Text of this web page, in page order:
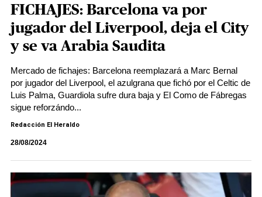
FICHAJES: Barcelona va por
jugador del Liverpool, deja el City
y se va Arabia Saudita
Mercado de fichajes: Barcelona reemplazará a Marc Bernal
por jugador del Liverpool, el azulgrana que fichó por el Celtic de
Luis Palma, Guardiola sufre dura baja y El Como de Fábregas
sigue reforzándo...
Redacción El Heraldo
28/08/2024